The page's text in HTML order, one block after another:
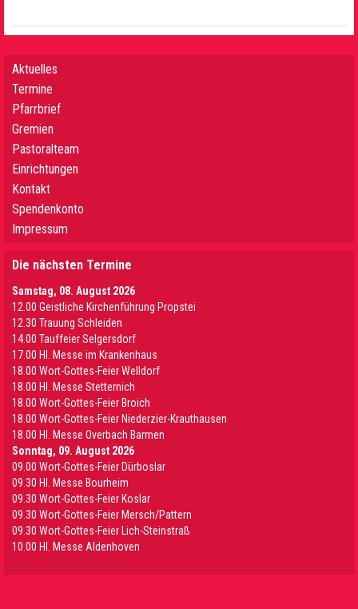
Aktuelles
Termine
Pfarrbrief
Gremien
Pastoralteam
Einrichtungen
Kontakt
Spendenkonto
Impressum
Die nächsten Termine
Samstag, 08. August 2026
12.00 Geistliche Kirchenführung Propstei
12.30 Trauung Schleiden
14.00 Tauffeier Selgersdorf
17.00 Hl. Messe im Krankenhaus
18.00 Wort-Gottes-Feier Welldorf
18.00 Hl. Messe Stetternich
18.00 Wort-Gottes-Feier Broich
18.00 Wort-Gottes-Feier Niederzier-Krauthausen
18.00 Hl. Messe Overbach Barmen
Sonntag, 09. August 2026
09.00 Wort-Gottes-Feier Dürboslar
09.30 HI. Messe Bourheim
09.30 Wort-Gottes-Feier Koslar
09.30 Wort-Gottes-Feier Mersch/Pattern
09.30 Wort-Gottes-Feier Lich-Steinstraß
10.00 Hl. Messe Aldenhoven